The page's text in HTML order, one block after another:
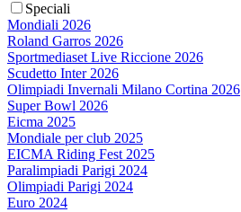
Speciali
Mondiali 2026
Roland Garros 2026
Sportmediaset Live Riccione 2026
Scudetto Inter 2026
Olimpiadi Invernali Milano Cortina 2026
Super Bowl 2026
Eicma 2025
Mondiale per club 2025
EICMA Riding Fest 2025
Paralimpiadi Parigi 2024
Olimpiadi Parigi 2024
Euro 2024